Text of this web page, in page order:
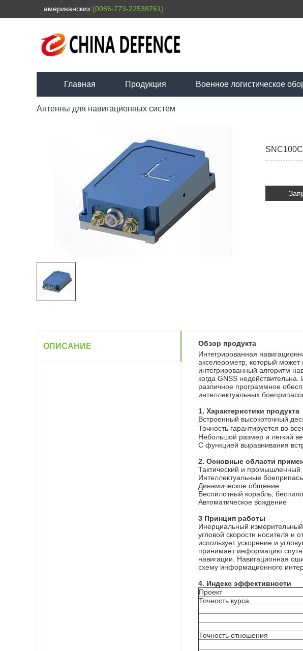
американских:(0086-773-22538761)
Главная Продукция Военное логистическое
Антенны для навигационных систем
ОПИСАНИЕ
Обзор продукта
Интегрированная
акселерометр, который может
интегрированный алгоритм
когда GNSS
различное программное
интеллектуальных
1. Характеристики продукта
Встроенный высокоточный
Точность гарантируется во
Небольшой размер и легкий
С функцией выравнивания
2. Основные области
Тактический и
Интеллектуальные
Динамическое общение
Беспилотный корабль,
Автоматическое вождение
3 Принцип работы
Инерциальный измерительный
угловой скорости носителя
использует ускорение и
принимает информацию
навигации. Навигационная
схему информационного
4. Индекс эффективности
Проект
Точность курса
Точность отношения